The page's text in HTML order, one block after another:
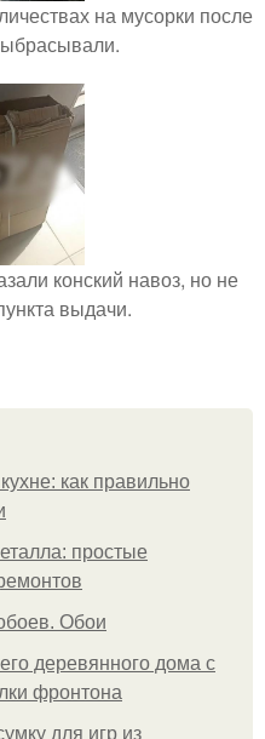
на мусорки после
конский навоз, но не
выдачи.
как правильно
простые
Обои
деревянного дома с
фронтона
для игр из